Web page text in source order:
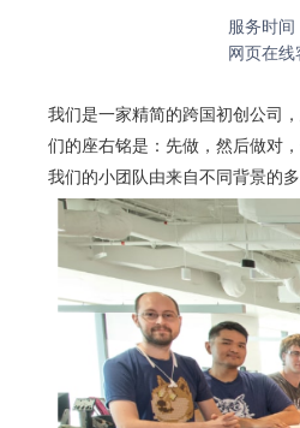
服务时间
网页在线
我们是一家精简的跨国初创公司
们的座右铭是：先做，然后做对，
我们的小团队由来自不同背景的